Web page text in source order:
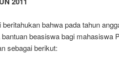
beritahukan bahwa pada tahun
bantuan beasiswa bagi mahasiswa
sebagai berikut: